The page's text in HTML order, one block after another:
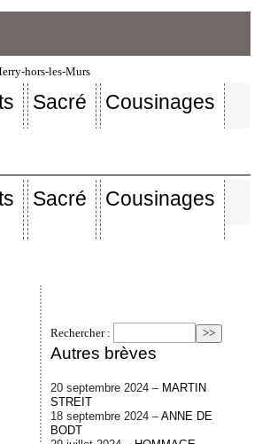
hors-les-Murs
Sacré Cousinages
Sacré Cousinages
Rechercher :
Autres brèves
20 septembre 2024 – MARTIN
STREIT
18 septembre 2024 –ANNE DE
BODT